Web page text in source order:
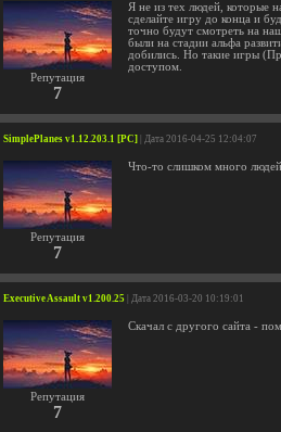
Репутация
7
Я не из тех людей, которые
сделайте игру до конца и
точно будут смотреть на
были на стадии альфа
добились. Но такие игры
доступом.
SimplePlanes v1.12.203.1 [PC] | Дата 2016-04-25 12:04:07
Репутация
7
Что-то слишком много людей
Executive Assault v1.200.25 | Дата 2016-03-20 10:19:01
Репутация
7
Скачал с другого сайта -